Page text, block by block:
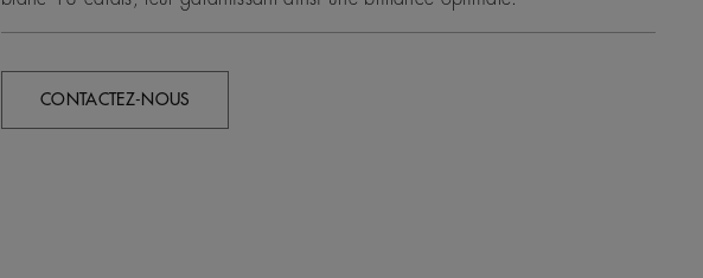
CONTACTEZ-NOUS